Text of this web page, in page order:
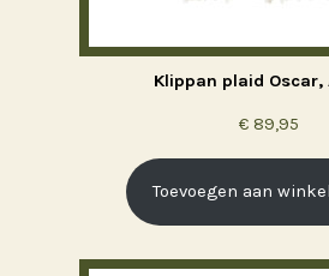
Klippan plaid Oscar,
€89,95
Toevoegen aan